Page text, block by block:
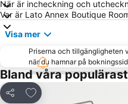
När är incheckning och
Var är Lato Annex Boutique
Visa mer
Priserna och tillgängligheten
när du hamnar på
Bland våra
Dela
Lägg till i Mina Favoriter